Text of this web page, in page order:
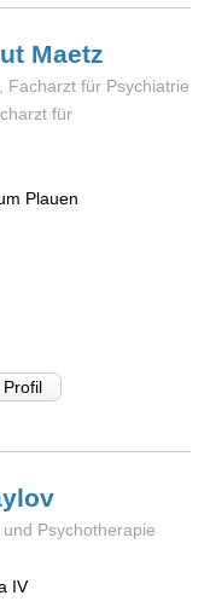
Maetz
Facharzt für Psychiatrie
für
Plauen
Psychotherapie
IV